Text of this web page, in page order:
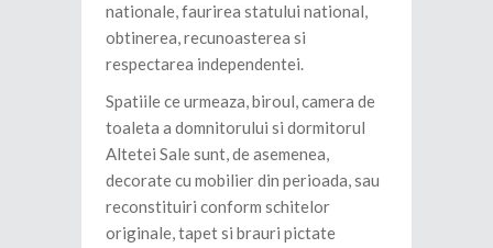
nationale, faurirea statului national,
obtinerea, recunoasterea si
respectarea independentei.
Spatiile ce urmeaza, biroul, camera de
toaleta a domnitorului si dormitorul
Altetei Sale sunt, de asemenea,
decorate cu mobilier din perioada, sau
reconstituiri conform schitelor
originale, tapet si brauri pictate